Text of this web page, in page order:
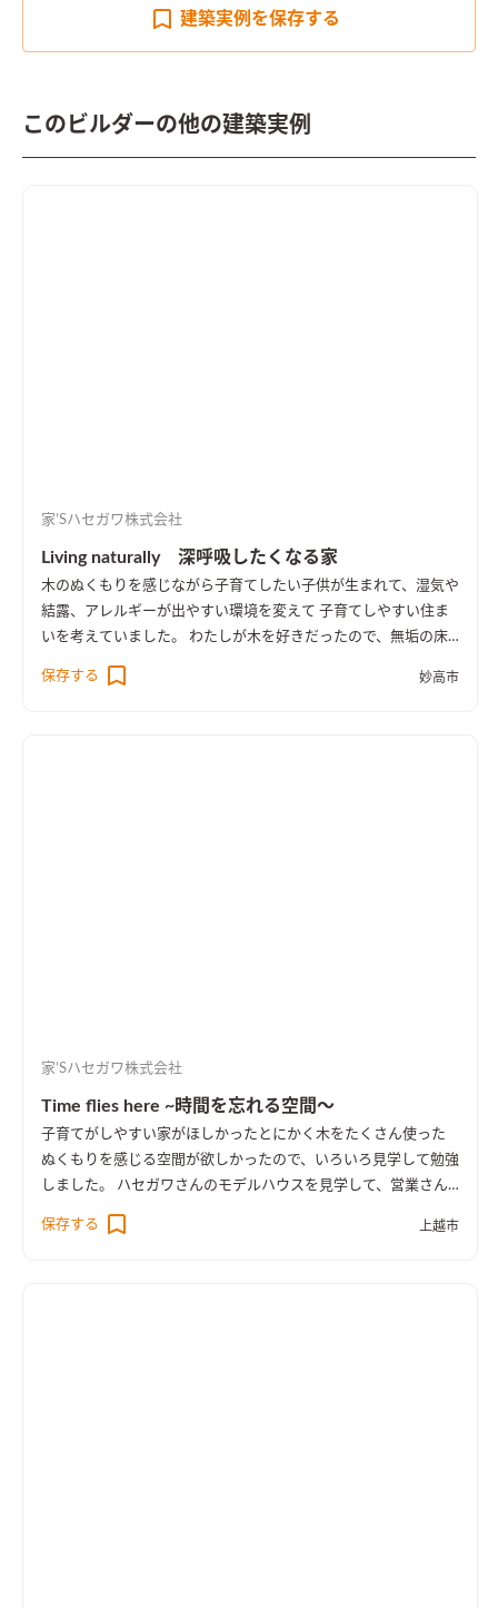
建築実例を保存する
このビルダーの他の建築実例
家’Sハセガワ株式会社
Living naturally 深呼吸したくなる家
木のぬくもりを感じながら子育てしたい子供が生まれて、湿気や
結露、アレルギーが出やすい環境を変えて 子育てしやすい住ま
いを考えていました。 わたしが木を好きだったので、無垢の床
足しています。
保存する 妙高市
家’Sハセガワ株式会社
Time flies here ~時間を忘れる空間～
子育てがしやすい家がほしかった とにかく木をたくさん使った
ぬくもりを感じる空間が欲しかったので、いろいろ見学して勉強
しました。 ハセガワさんのモデルハウスを見学して、営業さん
にもイメージづくりから手伝ってもらい要望通りのプランが出
来たと思います。 家内はキッチンからすべてが見える対面式キ
保存する 上越市